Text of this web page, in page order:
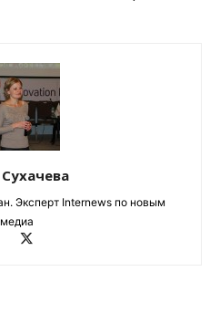
Эксперт Internews по новым
медиа